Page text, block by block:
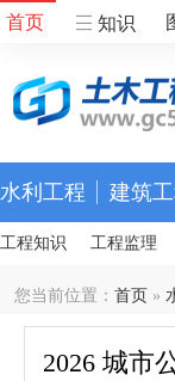
首页 知识
水利工程 建筑
工程知识 工程监理
您当前位置： 首页 »
2026 城市